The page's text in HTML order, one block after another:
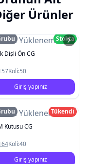
Ürünler
Yüklenemedi
Stokta
Dişli Ön CG
Koli:50
Giriş yapınız
Yüklenemedi
Tükendi
Kutusu CG
Koli:40
Giriş yapınız